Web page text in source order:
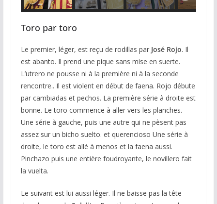
Toro par toro
Le premier, léger, est reçu de rodillas par José Rojo. Il
est abanto. Il prend une pique sans mise en suerte.
L’utrero ne pousse ni à la première ni à la seconde
rencontre.. Il est violent en début de faena. Rojo débute
par cambiadas et pechos. La première série à droite est
bonne. Le toro commence à aller vers les planches.
Une série à gauche, puis une autre qui ne pèsent pas
assez sur un bicho suelto. et querencioso Une série à
droite, le toro est allé à menos et la faena aussi.
Pinchazo puis une entière foudroyante, le novillero fait
la vuelta.
Le suivant est lui aussi léger. Il ne baisse pas la tête